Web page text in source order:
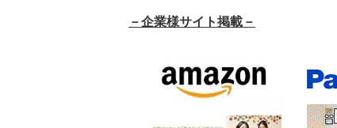
－企業様サイト掲載－